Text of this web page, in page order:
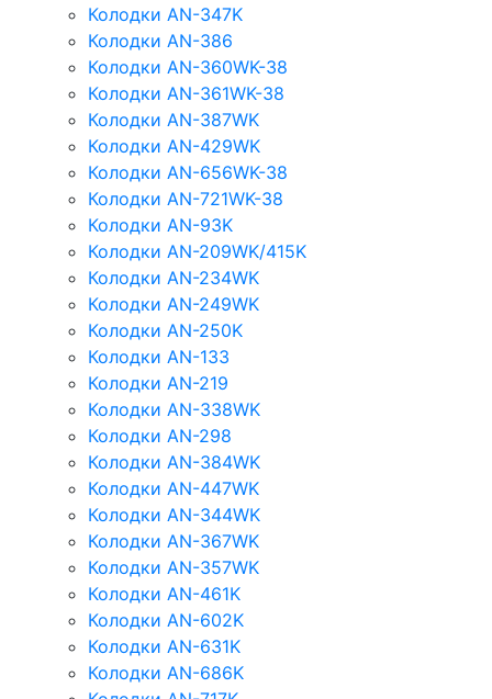
Колодки AN-347K
Колодки AN-386
Колодки AN-360WK-38
Колодки AN-361WK-38
Колодки AN-387WK
Колодки AN-429WK
Колодки AN-656WK-38
Колодки AN-721WK-38
Колодки AN-93K
Колодки AN-209WK/415K
Колодки AN-234WK
Колодки AN-249WK
Колодки AN-250K
Колодки AN-133
Колодки AN-219
Колодки AN-338WK
Колодки AN-298
Колодки AN-384WK
Колодки AN-447WK
Колодки AN-344WK
Колодки AN-367WK
Колодки AN-357WK
Колодки AN-461K
Колодки AN-602K
Колодки AN-631K
Колодки AN-686K